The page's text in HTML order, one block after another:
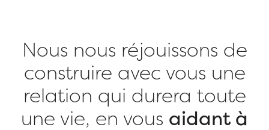
Nous nous réjouissons de
construire avec vous une
relation qui durera toute
une vie, en vous aidant à